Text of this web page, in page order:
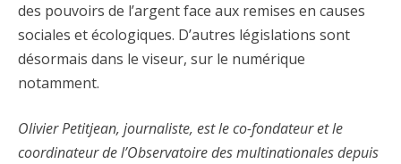
des pouvoirs de l’argent face aux remises en causes
sociales et écologiques. D’autres législations sont
désormais dans le viseur, sur le numérique
notamment.
Olivier Petitjean, journaliste, est le co-fondateur et le
coordinateur de l’Observatoire des multinationales depuis